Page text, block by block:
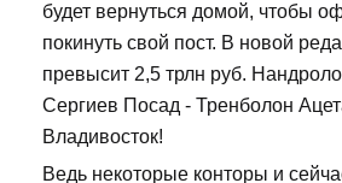
будет вернуться домой, чтобы
покинуть свой пост. В новой
превысит 2,5 трлн руб.
Сергиев Посад - Тренболон
Владивосток!
Ведь некоторые конторы и